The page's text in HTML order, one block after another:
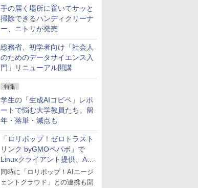
手の届く場所に置いてサッと
掃除できるハンディクリーナ
ー、ニトリが発売
総務省、初学者向け「社会人
のためのデータサイエンス入
門」リニューアル開講
特集
学生の「生成AIコピペ」レポ
ートで悩む大学教員たち。留
年・落単・減点も
「ロリポップ！ゼロトラスト
リンク byGMOペパボ」で
Linuxクライアント提供、AI
エージェントの接続が容易に
同時に「ロリポップ！AIエージ
ェントクラウド」との連携も開